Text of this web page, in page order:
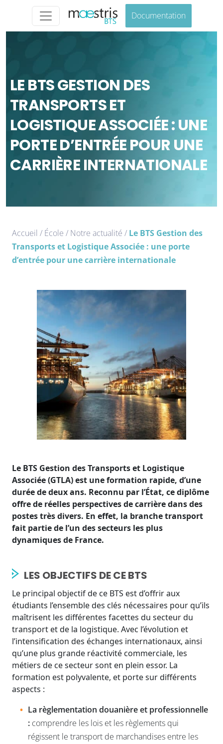
Documentation
LE BTS GESTION DES
TRANSPORTS ET
LOGISTIQUE ASSOCIÉE : UNE
PORTE D’ENTRÉE POUR UNE
CARRIÈRE INTERNATIONALE
Accueil / École / Notre actualité / Le BTS Gestion des
Transports et Logistique Associée : une porte
d’entrée pour une carrière internationale
Le BTS Gestion des Transports et Logistique
Associée (GTLA) est une formation rapide, d’une
durée de deux ans. Reconnu par l’État, ce diplôme
offre de réelles perspectives de carrière dans des
postes très divers. En effet, la branche transport
fait partie de l’un des secteurs les plus
dynamiques de France.
LES OBJECTIFS DE CE BTS
Le principal objectif de ce BTS est d’offrir aux
étudiants l’ensemble des clés nécessaires pour qu’ils
maîtrisent les différentes facettes du secteur du
transport et de la logistique. Avec l’évolution et
l’intensification des échanges internationaux, ainsi
qu’une plus grande réactivité commerciale, les
métiers de ce secteur sont en plein essor. La
formation est polyvalente, et porte sur différents
aspects :
La règlementation douanière et professionnelle
: comprendre les lois et les règlements qui
régissent le transport de marchandises entre les